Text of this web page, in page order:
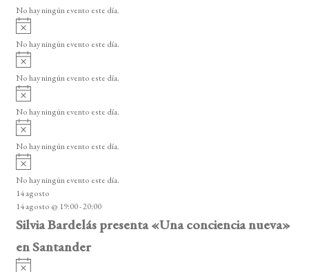
o
i
o
No hay ningún evento este día.
A
v
i
o
No hay ningún evento este día.
A
v
i
o
No hay ningún evento este día.
A
v
i
o
No hay ningún evento este día.
A
v
i
o
No hay ningún evento este día.
A
v
i
s
o
No hay ningún evento este día.
14 agosto
14 agosto @ 19:00-20:00
Silvia Bardelás presenta «Una conciencia nueva»
en Santander
A